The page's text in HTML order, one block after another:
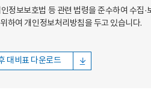
보보호법 등 관련 법령을 준수하여 수집·
하여 개인정보처리방침을 두고 있습니다.
대비표 다운로드